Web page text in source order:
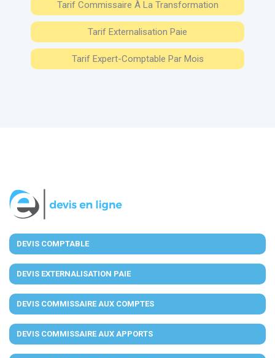
Tarif Commissaire À La Transformation
Tarif Externalisation Paie
Tarif Expert-Comptable Par Mois
DEVIS COMPTABLE
DEVIS EXTERNALISATION PAIE
DEVIS COMMISSAIRE AUX COMPTES
DEVIS COMMISSAIRE AUX APPORTS